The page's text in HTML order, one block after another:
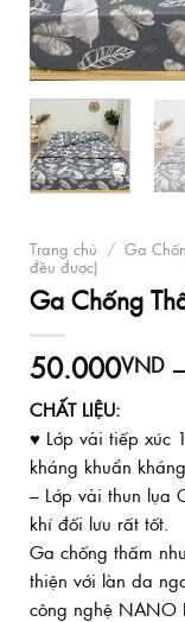
Trang chủ / Ga
đều được)
Ga Chống
50.000VND
CHẤT LIỆU:
♥ Lớp vải tiếp xúc
kháng khuẩn
– Lớp vải thun lụa
khí đối lưu rất tốt.
Ga chống thấm
thiện với làn da
công nghệ NANO